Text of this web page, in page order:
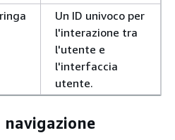
Un ID univoco per
l'interazione tra
l'utente e
l'interfaccia
utente.
navigazione